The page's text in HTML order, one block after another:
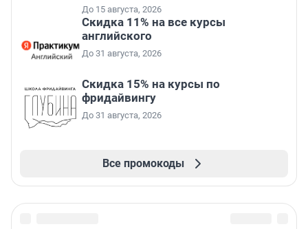
До 15 августа, 2026
Скидка 11% на все курсы
английского
До 31 августа, 2026
Скидка 15% на курсы по
фридайвингу
До 31 августа, 2026
Все промокоды